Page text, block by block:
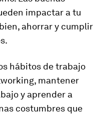
impactar a tu
ahorrar y cumplir
hábitos de trabajo
, mantener
y aprender a
costumbres que